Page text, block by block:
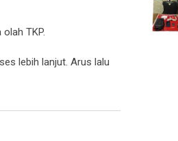
TKP.
lebih lanjut. Arus lalu